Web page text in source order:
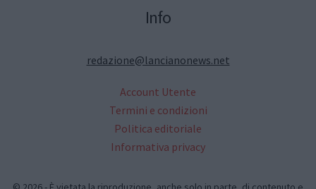
Info
redazione@lancianonews.net
Account Utente
Termini e condizioni
Politica editoriale
Informativa privacy